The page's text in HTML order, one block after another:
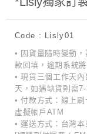
Code : Lisly01
• 因貨量隨時變動
款回填，逾期系統
• 現貨三個工作天
天，如遇缺貨則需
• 付款方式：線上
虛擬帳戶ATM
• 運送方式：台灣